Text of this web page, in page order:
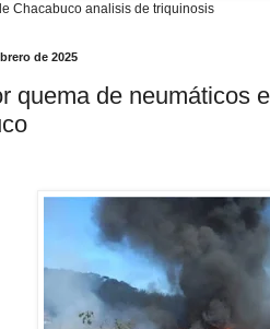
Chacabuco analisis de triquinosis
de 2025
quema de neumáticos